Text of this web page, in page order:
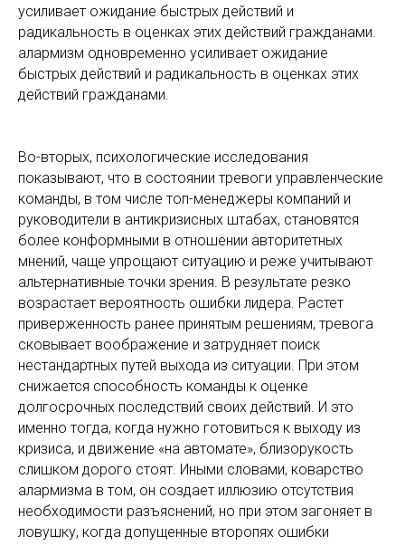
усиливает ожидание быстрых действий и
радикальность в оценках этих действий гражданами.
алармизм одновременно усиливает ожидание
быстрых действий и радикальность в оценках этих
действий гражданами.
Во-вторых, психологические исследования
показывают, что в состоянии тревоги управленческие
команды, в том числе топ-менеджеры компаний и
руководители в антикризисных штабах, становятся
более конформными в отношении авторитетных
мнений, чаще упрощают ситуацию и реже учитывают
альтернативные точки зрения. В результате резко
возрастает вероятность ошибки лидера. Растет
приверженность ранее принятым решениям, тревога
сковывает воображение и затрудняет поиск
нестандартных путей выхода из ситуации. При этом
снижается способность команды к оценке
долгосрочных последствий своих действий. И это
именно тогда, когда нужно готовиться к выходу из
кризиса, и движение «на автомате», близорукость
слишком дорого стоят. Иными словами, коварство
алармизма в том, он создает иллюзию отсутствия
необходимости разъяснений, но при этом загоняет в
ловушку, когда допущенные второпях ошибки